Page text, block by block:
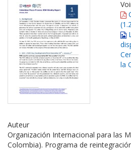
la
Auteur
Organización Internacional para las
Colombia). Programa de